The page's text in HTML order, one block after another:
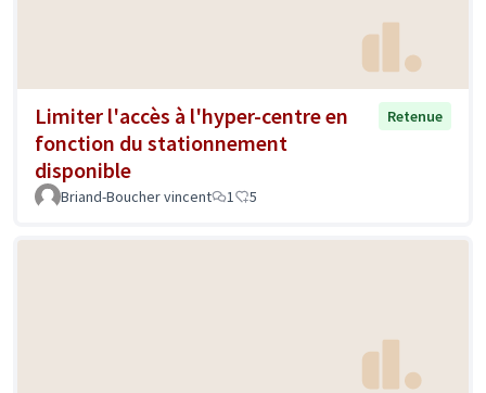
Limiter l'accès à l'hyper-centre en
fonction du stationnement
disponible
Retenue
Briand-Boucher vincent 1 5